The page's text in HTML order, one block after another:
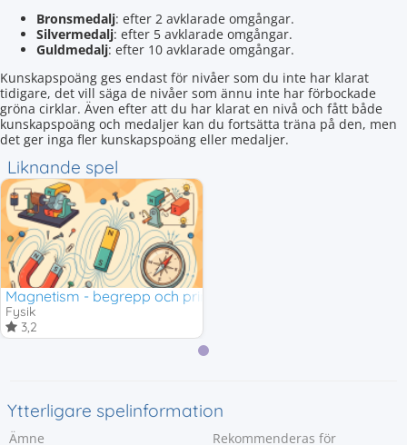
Bronsmedalj: efter 2 avklarade omgångar.
Silvermedalj: efter 5 avklarade omgångar.
Guldmedalj: efter 10 avklarade omgångar.
Kunskapspoäng ges endast för nivåer som du inte har klarat
tidigare, det vill säga de nivåer som ännu inte har förbockade
gröna cirklar. Även efter att du har klarat en nivå och fått både
kunskapspoäng och medaljer kan du fortsätta träna på den, men
det ger inga fler kunskapspoäng eller medaljer.
Liknande spel
Magnetism - begrepp och principer
Fysik
3,2
Ytterligare spelinformation
Ämne Rekommenderas för